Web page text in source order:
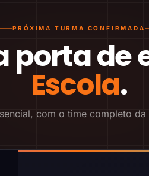
PRÓXIMA TURMA CONFIRMADA
porta de
Escola.
com o time completo